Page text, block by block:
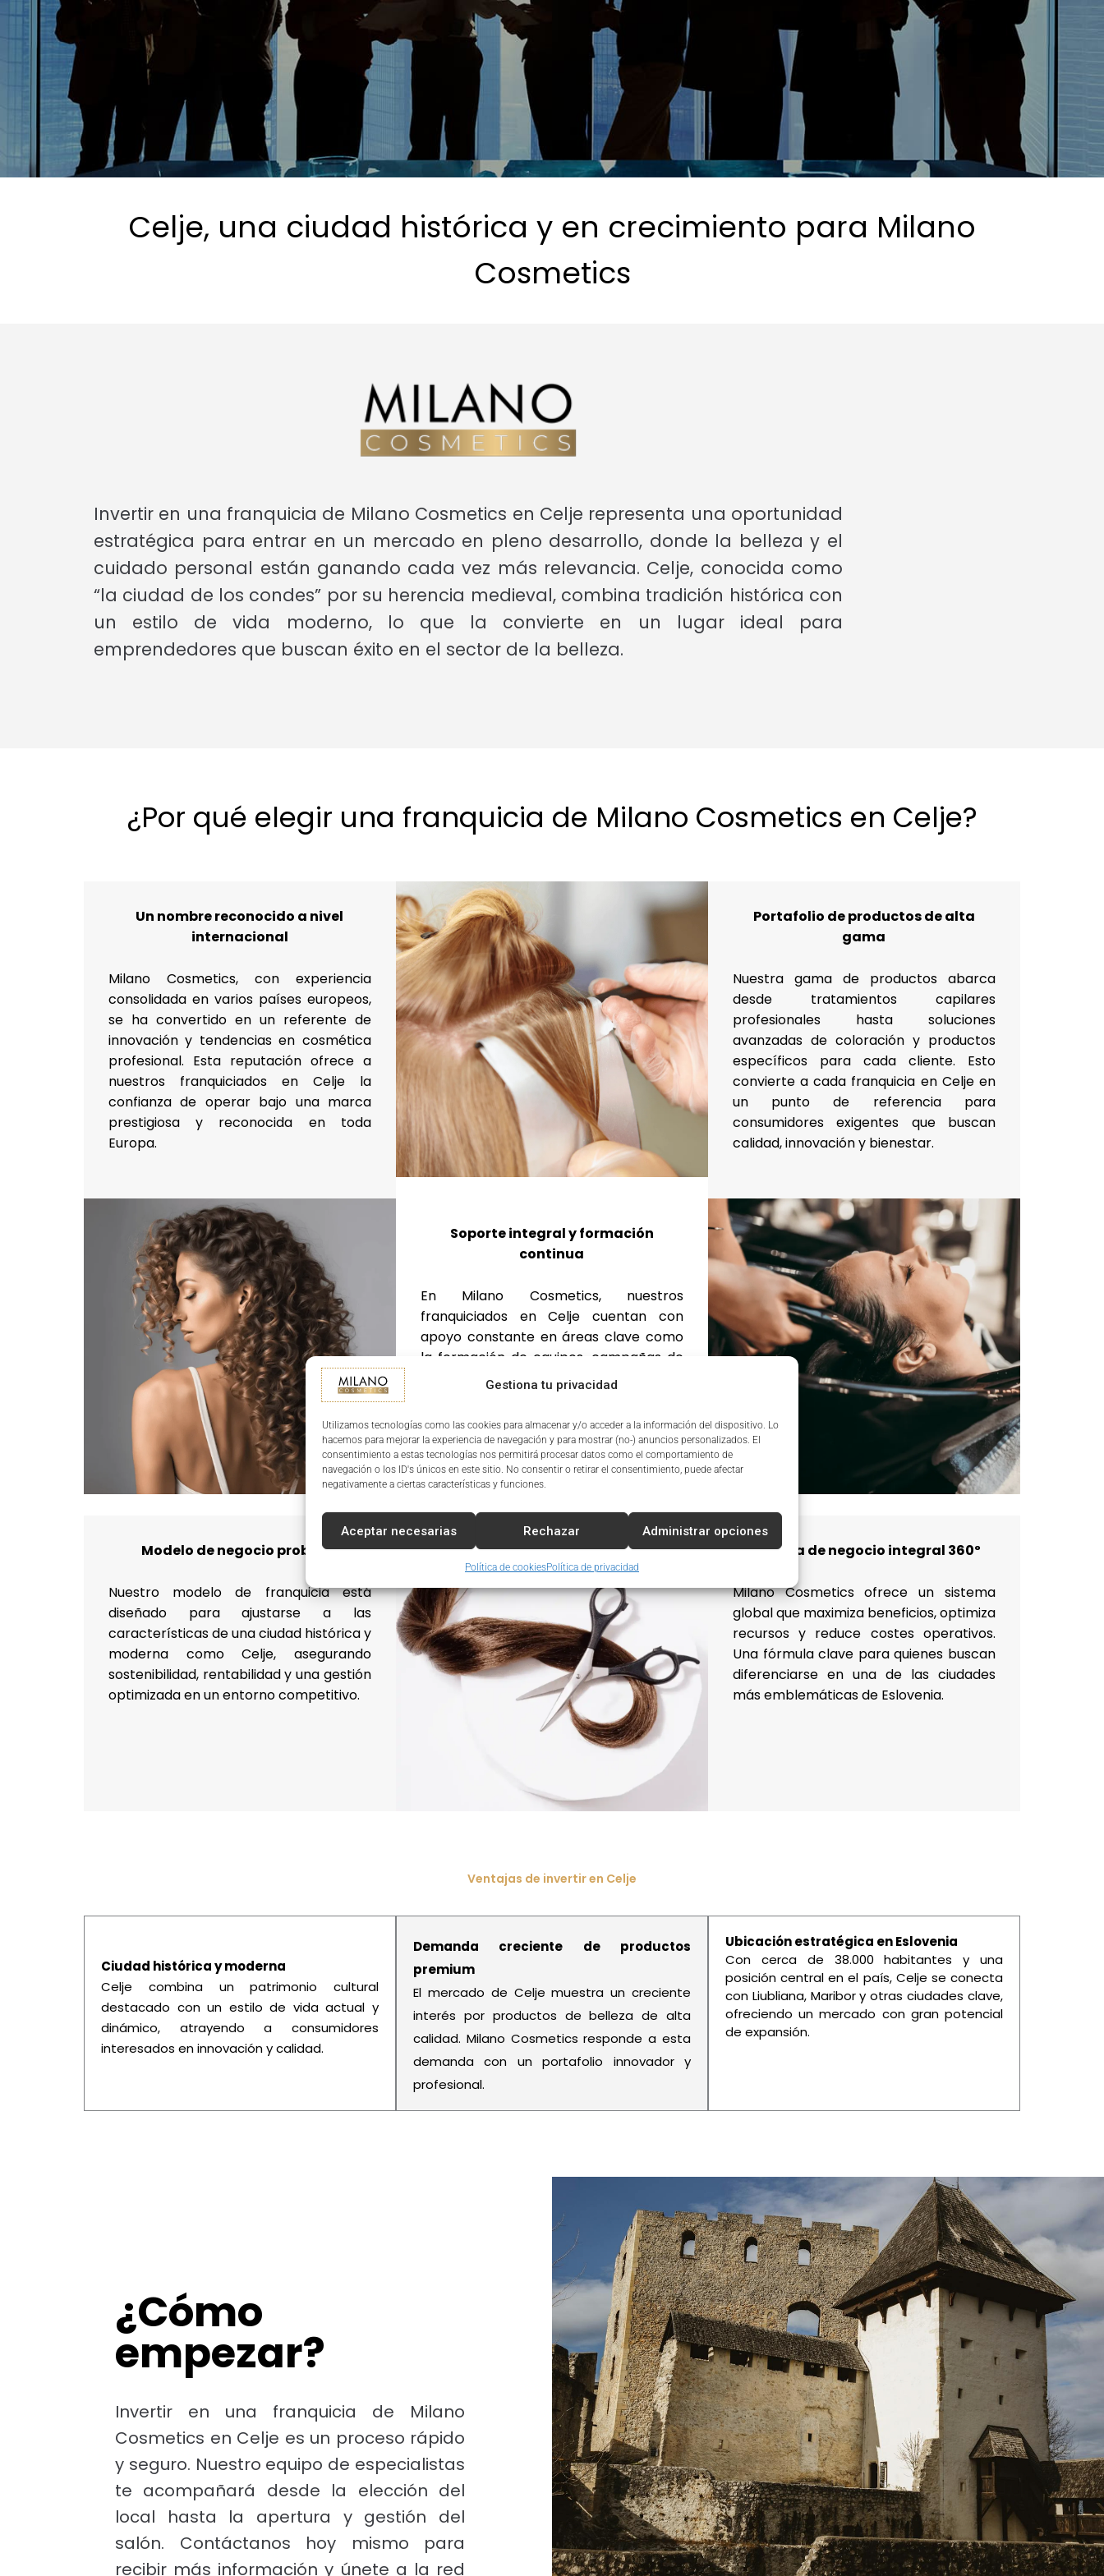
Gestiona tu privacidad
Utilizamos tecnologías como las cookies para almacenar y/o acceder a la información del dispositivo. Lo
hacemos para mejorar la experiencia de navegación y para mostrar (no-) anuncios personalizados. El
consentimiento a estas tecnologías nos permitirá procesar datos como el comportamiento de
navegación o los ID's únicos en este sitio. No consentir o retirar el consentimiento, puede afectar
negativamente a ciertas características y funciones.
Aceptar necesarias Rechazar Administrar opciones
Política de cookiesPolítica de privacidad
Celje, una ciudad histórica y en crecimiento para Milano
Cosmetics
Invertir en una franquicia de Milano Cosmetics en Celje representa una oportunidad
estratégica para entrar en un mercado en pleno desarrollo, donde la belleza y el
cuidado personal están ganando cada vez más relevancia. Celje, conocida como
“la ciudad de los condes” por su herencia medieval, combina tradición histórica con
un estilo de vida moderno, lo que la convierte en un lugar ideal para
emprendedores que buscan éxito en el sector de la belleza.
¿Por qué elegir una franquicia de Milano Cosmetics en Celje?
Un nombre reconocido a nivel
internacional
Milano Cosmetics, con experiencia
consolidada en varios países europeos,
se ha convertido en un referente de
innovación y tendencias en cosmética
profesional. Esta reputación ofrece a
nuestros franquiciados en Celje la
confianza de operar bajo una marca
prestigiosa y reconocida en toda
Europa.
Portafolio de productos de alta
gama
Nuestra gama de productos abarca
desde tratamientos capilares
profesionales hasta soluciones
avanzadas de coloración y productos
específicos para cada cliente. Esto
convierte a cada franquicia en Celje en
un punto de referencia para
consumidores exigentes que buscan
calidad, innovación y bienestar.
Soporte integral y formación
continua
En Milano Cosmetics, nuestros
franquiciados en Celje cuentan con
apoyo constante en áreas clave como
la formación de equipos, campañas de
marketing adaptadas al mercado
diaria. Este acompañamiento garantiza
un inicio sólido y un crecimiento
rentable.
Modelo de negocio probado
Nuestro modelo de franquicia está
diseñado para ajustarse a las
características de una ciudad histórica y
moderna como Celje, asegurando
sostenibilidad, rentabilidad y una gestión
optimizada en un entorno competitivo.
Sistema de negocio integral 360º
Milano Cosmetics ofrece un sistema
global que maximiza beneficios, optimiza
recursos y reduce costes operativos.
Una fórmula clave para quienes buscan
diferenciarse en una de las ciudades
más emblemáticas de Eslovenia.
Ventajas de invertir en Celje
Ciudad histórica y moderna
Celje combina un patrimonio cultural
destacado con un estilo de vida actual y
dinámico, atrayendo a consumidores
interesados en innovación y calidad.
Demanda creciente de productos
premium
El mercado de Celje muestra un creciente
interés por productos de belleza de alta
calidad. Milano Cosmetics responde a esta
demanda con un portafolio innovador y
profesional.
Ubicación estratégica en Eslovenia
Con cerca de 38.000 habitantes y una
posición central en el país, Celje se conecta
con Liubliana, Maribor y otras ciudades clave,
ofreciendo un mercado con gran potencial
de expansión.
¿Cómo
empezar?
Invertir en una franquicia de Milano
Cosmetics en Celje es un proceso rápido
y seguro. Nuestro equipo de especialistas
te acompañará desde la elección del
local hasta la apertura y gestión del
salón. Contáctanos hoy mismo para
recibir más información y únete a la red